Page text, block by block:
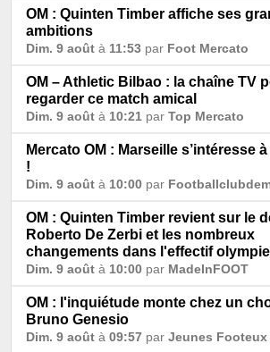
OM : Quinten Timber affiche ses
ambitions
Dim. 9 août à 11:53 par Foot Mercato
OM – Athletic Bilbao : la chaîne TV
regarder ce match amical
Dim. 9 août à 10:21 par Top Mercato
Mercato OM : Marseille s’intéresse
!
Dim. 9 août à 10:00 par
OM : Quinten Timber revient sur le
Roberto De Zerbi et les nombreux
changements dans l'effectif
Dim. 9 août à 10:00 par MadeInFOOT
OM : l'inquiétude monte chez un
Bruno Genesio
Dim. 9 août à 09:57 par Jeunes Footeux